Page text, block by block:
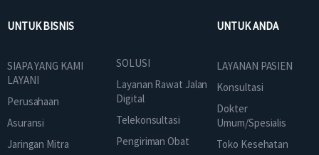
UNTUK BISNIS
SIAPA YANG KAMI
LAYANI
Perusahaan
Asuransi
Jaringan Mitra
SOLUSI
Layanan Rawat Jalan
Digital
Telekonsultasi
Pengiriman Obat
UNTUK ANDA
LAYANAN PASIEN
Konsultasi
Dokter
Umum/Spesialis
Toko Kesehatan